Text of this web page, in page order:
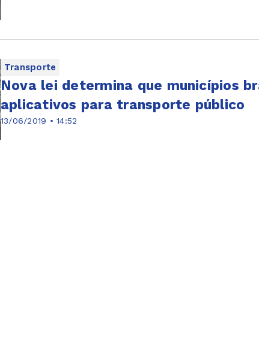
Transporte
13/06/2019 • 14:52
Nova lei determina que municípios
aplicativos para transporte público